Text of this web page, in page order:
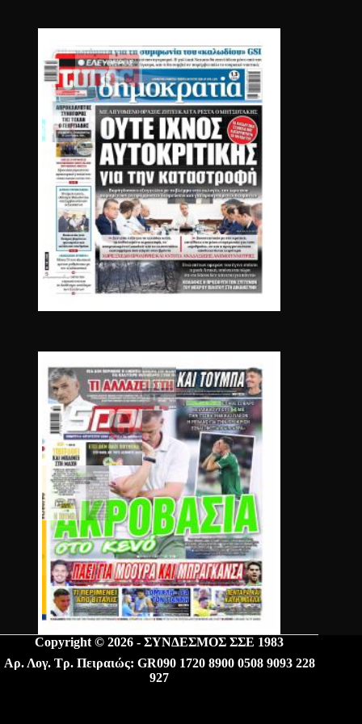
Copyright © 2026 - ΣΥΝΔΕΣΜΟΣ ΣΣΕ 1983
Αρ. Λογ. Τρ. Πειραιώς: GR090 1720 8900 0508 9093 228
927